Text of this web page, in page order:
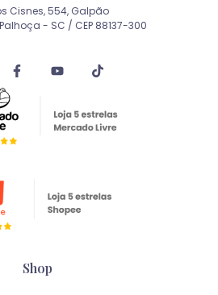
Cisnes, 554, Galpão
- SC / CEP 88137-300
Shop